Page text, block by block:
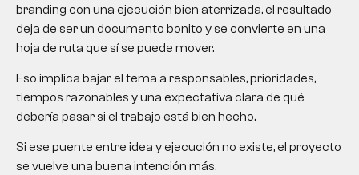
branding con una ejecución bien aterrizada, el resultado
deja de ser un documento bonito y se convierte en una
hoja de ruta que sí se puede mover.
Eso implica bajar el tema a responsables, prioridades,
tiempos razonables y una expectativa clara de qué
debería pasar si el trabajo está bien hecho.
Si ese puente entre idea y ejecución no existe, el proyecto
se vuelve una buena intención más.